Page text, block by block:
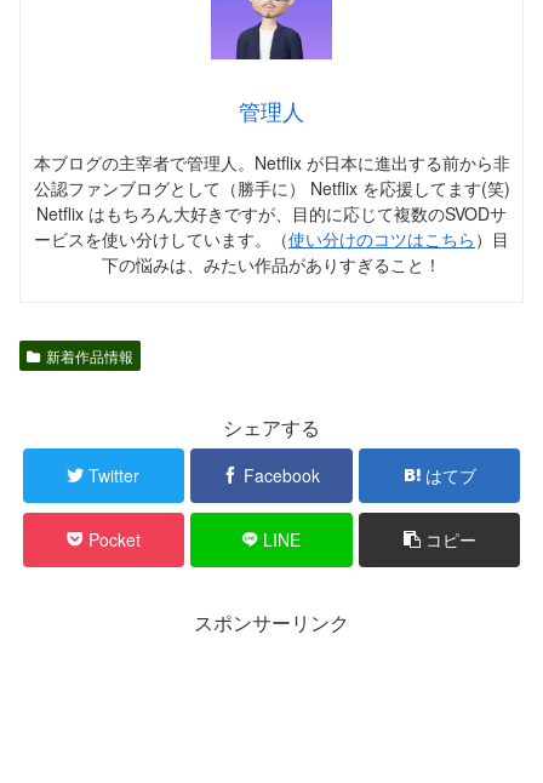
管理人
本ブログの主宰者で管理人。Netflix が日本に進出する前から非
公認ファンブログとして（勝手に） Netflix を応援してます(笑)
Netflix はもちろん大好きですが、目的に応じて複数のSVODサ
ービスを使い分けしています。（使い分けのコツはこちら ）目
下の悩みは、みたい作品がありすぎること！
新着作品情報
シェアする
Twitter Facebook はてブ
Pocket LINE コピー
スポンサーリンク